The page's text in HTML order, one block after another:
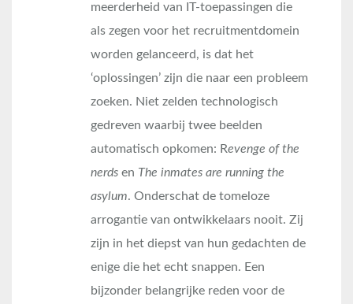
meerderheid van IT-toepassingen die
als zegen voor het recruitmentdomein
worden gelanceerd, is dat het
‘oplossingen’ zijn die naar een probleem
zoeken. Niet zelden technologisch
gedreven waarbij twee beelden
automatisch opkomen: Revenge of the
nerds en The inmates are running the
asylum. Onderschat de tomeloze
arrogantie van ontwikkelaars nooit. Zij
zijn in het diepst van hun gedachten de
enige die het echt snappen. Een
bijzonder belangrijke reden voor de